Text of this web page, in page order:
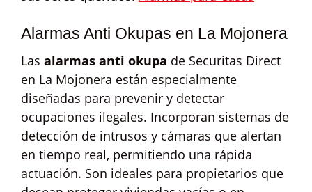
Alarmas Anti Okupas en La Mojonera
Las alarmas anti okupa de Securitas Direct
en La Mojonera están especialmente
diseñadas para prevenir y detectar
ocupaciones ilegales. Incorporan sistemas de
detección de intrusos y cámaras que alertan
en tiempo real, permitiendo una rápida
actuación. Son ideales para propietarios que